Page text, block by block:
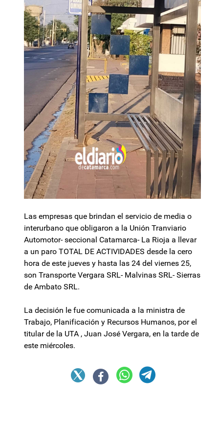
Las empresas que brindan el servicio de media o
interurbano que obligaron a la Unión Tranviario
Automotor- seccional Catamarca- La Rioja a llevar
a un paro TOTAL DE ACTIVIDADES desde la cero
hora de este jueves y hasta las 24 del viernes 25,
son Transporte Vergara SRL- Malvinas SRL- Sierras
de Ambato SRL.
La decisión le fue comunicada a la ministra de
Trabajo, Planificación y Recursos Humanos, por el
titular de la UTA , Juan José Vergara, en la tarde de
este miércoles.